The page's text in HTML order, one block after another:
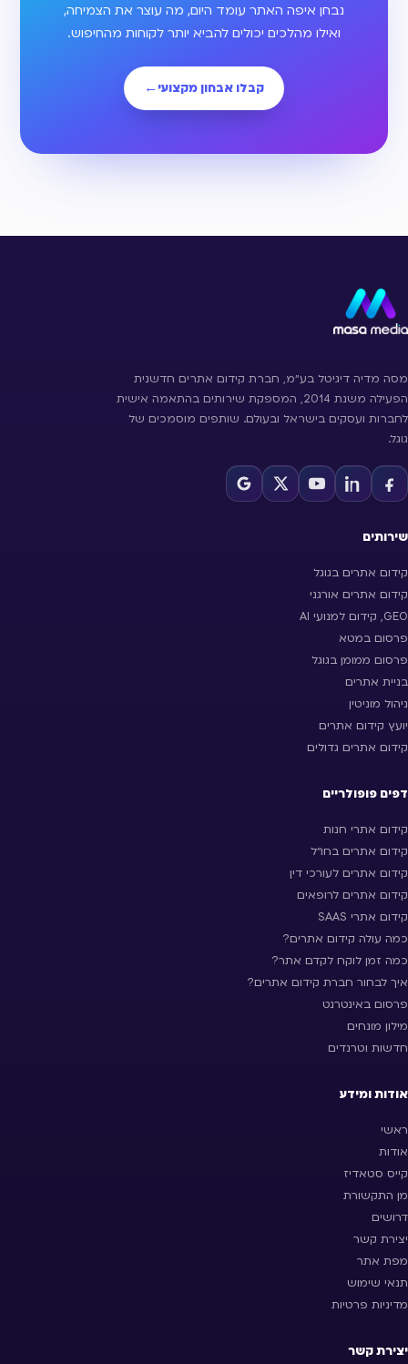
נבחן איפה האתר עומד היום, מה עוצר את הצמיחה,
ואילו מהלכים יכולים להביא יותר לקוחות מהחיפוש.
קבלו אבחון מקצועי ←
מסה מדיה דיגיטל בע״מ, חברת קידום אתרים חדשנית
הפעילה משנת 2014, המספקת שירותים בהתאמה אישית
לחברות ועסקים בישראל ובעולם. שותפים מוסמכים של
גוגל.
שירותים
קידום אתרים בגוגל
קידום אתרים אורגני
GEO, קידום למנועי AI
פרסום במטא
פרסום ממומן בגוגל
בניית אתרים
ניהול מוניטין
יועץ קידום אתרים
קידום אתרים גדולים
דפים פופולריים
קידום אתרי חנות
קידום אתרים בחו״ל
קידום אתרים לעורכי דין
קידום אתרים לרופאים
קידום אתרי SAAS
כמה עולה קידום אתרים?
כמה זמן לוקח לקדם אתר?
איך לבחור חברת קידום אתרים?
פרסום באינטרנט
מילון מונחים
חדשות וטרנדים
אודות ומידע
ראשי
אודות
קייס סטאדיז
מן התקשורת
דרושים
יצירת קשר
מפת אתר
תנאי שימוש
מדיניות פרטיות
יצירת קשר